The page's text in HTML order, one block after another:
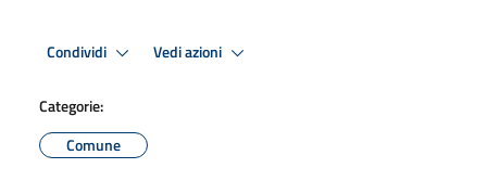
Condividi Vedi azioni
Categorie:
Comune